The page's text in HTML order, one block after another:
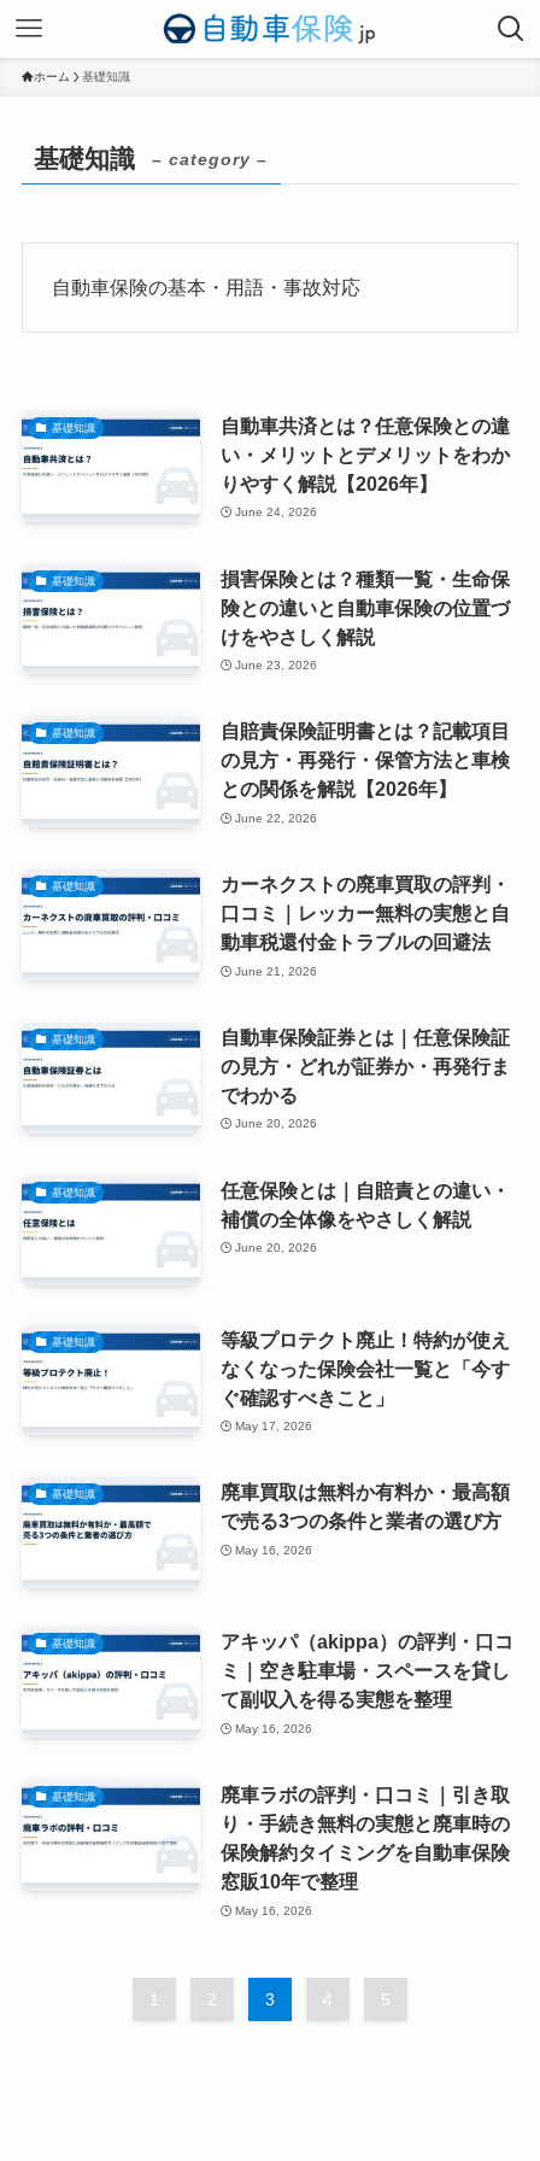
ホーム 基礎知識
基礎知識 – category –
自動車保険の基本・用語・事故対応
基礎知識
自動車共済とは？任意保険との違
い・メリットとデメリットをわか
りやすく解説【2026年】
June 24, 2026
基礎知識
損害保険とは？種類一覧・生命保
険との違いと自動車保険の位置づ
けをやさしく解説
June 23, 2026
基礎知識
自賠責保険証明書とは？記載項目
の見方・再発行・保管方法と車検
との関係を解説【2026年】
June 22, 2026
基礎知識
カーネクストの廃車買取の評判・
口コミ｜レッカー無料の実態と自
動車税還付金トラブルの回避法
June 21, 2026
基礎知識
自動車保険証券とは｜任意保険証
の見方・どれが証券か・再発行ま
でわかる
June 20, 2026
基礎知識
任意保険とは｜自賠責との違い・
補償の全体像をやさしく解説
June 20, 2026
基礎知識
等級プロテクト廃止！特約が使え
なくなった保険会社一覧と「今す
ぐ確認すべきこと」
May 17, 2026
基礎知識
廃車買取は無料か有料か・最高額
で売る3つの条件と業者の選び方
May 16, 2026
基礎知識
アキッパ（akippa）の評判・口コ
ミ｜空き駐車場・スペースを貸し
て副収入を得る実態を整理
May 16, 2026
基礎知識
廃車ラボの評判・口コミ｜引き取
り・手続き無料の実態と廃車時の
保険解約タイミングを自動車保険
窓販10年で整理
May 16, 2026
1 2 3 4 5